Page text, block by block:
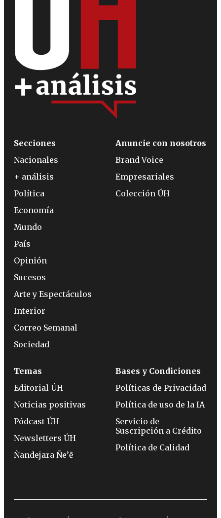
Secciones
Nacionales
+ análisis
Política
Economía
Mundo
País
Opinión
Sucesos
Arte y Espectáculos
Interior
Correo Semanal
Sociedad
Anuncie con nosotros
Brand Voice
Empresariales
Colección ÚH
Temas
Editorial ÚH
Noticias positivas
Pódcast ÚH
Newsletters ÚH
Ñandejara Ñe’ẽ
Bases y Condiciones
Políticas de Privacidad
Política de uso de la IA
Servicio de
Suscripción a Crédito
Política de Calidad